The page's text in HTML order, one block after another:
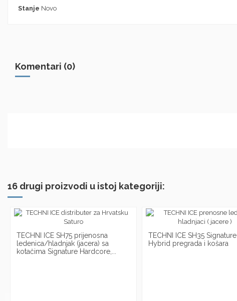
Stanje Novo
Komentari (0)
16 drugi proizvodi u istoj kategoriji:
TECHNI ICE SH75 prijenosna
ledenica/hladnjak (jacera) sa
kotačima Signature Hardcore,...
TECHNI ICE SH35 Signature
Hybrid pregrada i košara